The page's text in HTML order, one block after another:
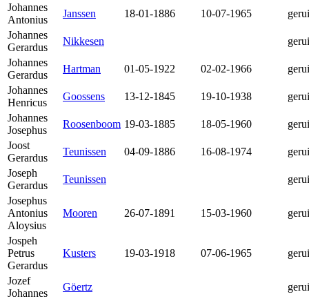
Johannes
Antonius
Janssen 18-01-1886 10-07-1965
Johannes
Gerardus
Nikkesen
Johannes
Gerardus
Hartman 01-05-1922 02-02-1966
Johannes
Henricus
Goossens 13-12-1845 19-10-1938
Johannes
Josephus
Roosenboom 19-03-1885 18-05-1960
Joost
Gerardus
Teunissen 04-09-1886 16-08-1974
Joseph
Gerardus
Teunissen
Josephus
Antonius
Aloysius
Mooren 26-07-1891 15-03-1960
Jospeh
Petrus
Gerardus
Kusters 19-03-1918 07-06-1965
Jozef
Johannes
Göertz